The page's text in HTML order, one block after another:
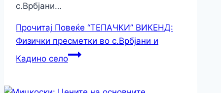
с.Врбјани…
Прочитај Повеќе “ТЕПАЧКИ” ВИКЕНД:
Физички пресметки во с.Врбјани и
Кадино село